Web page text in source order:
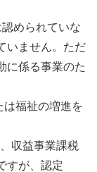
められていな
いません。ただ
に係る事業のた
福祉の増進を
収益事業課税
すが、認定